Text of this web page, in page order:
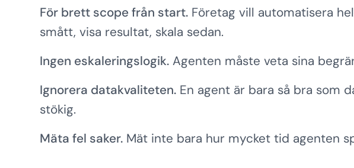
För brett scope från start. Företag vill automatisera
smått, visa resultat, skala sedan.
Ingen eskaleringslogik. Agenten måste veta sina
Ignorera datakvaliteten. En agent är bara så bra som
stökig.
Mäta fel saker. Mät inte bara hur mycket tid agenten